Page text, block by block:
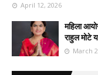
April 12, 2026
महिला
राहुल मोटे
March